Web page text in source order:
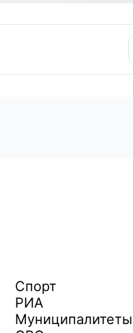
Спорт
РИА
Муниципалитеты